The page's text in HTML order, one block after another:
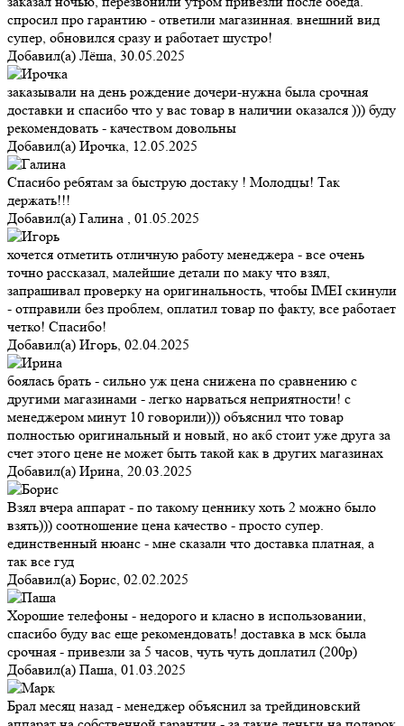
спросил про гарантию - ответили магазинная. внешний вид
супер, обновился сразу и работает шустро!
Добавил(а) Лёша, 30.05.2025
заказывали на день рождение дочери-нужна была срочная
доставки и спасибо что у вас товар в наличии оказался ))) буду
рекомендовать - качеством довольны
Добавил(а) Ирочка, 12.05.2025
Спасибо ребятам за быструю достаку ! Молодцы! Так
держать!!!
Добавил(а) Галина , 01.05.2025
хочется отметить отличную работу менеджера - все очень
точно рассказал, малейшие детали по маку что взял,
запрашивал проверку на оригинальность, чтобы IMEI скинули
- отправили без проблем, оплатил товар по факту, все работает
четко! Спасибо!
Добавил(а) Игорь, 02.04.2025
боялась брать - сильно уж цена снижена по сравнению с
другими магазинами - легко нарваться неприятности! с
менеджером минут 10 говорили))) объяснил что товар
полностью оригинальный и новый, но акб стоит уже друга за
счет этого цене не может быть такой как в других магазинах
Добавил(а) Ирина, 20.03.2025
Взял вчера аппарат - по такому ценнику хоть 2 можно было
взять))) соотношение цена качество - просто супер.
единственный нюанс - мне сказали что доставка платная, а
так все гуд
Добавил(а) Борис, 02.02.2025
Хорошие телефоны - недорого и класно в использовании,
спасибо буду вас еще рекомендовать! доставка в мск была
срочная - привезли за 5 часов, чуть чуть доплатил (200р)
Добавил(а) Паша, 01.03.2025
Брал месяц назад - менеджер объяснил за трейдиновский